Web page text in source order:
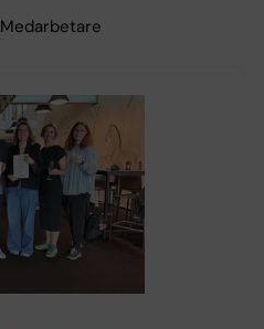
Medarbetare